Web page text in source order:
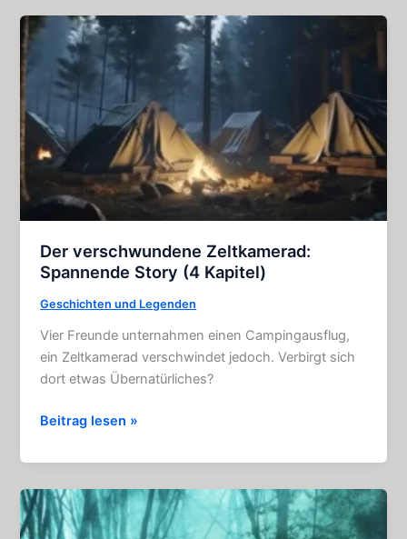
Camping
–
Horror
Story
(4
Kapitel)
Der verschwundene Zeltkamerad:
Spannende Story (4 Kapitel)
Geschichten und Legenden
Vier Freunde unternahmen einen Campingausflug,
ein Zeltkamerad verschwindet jedoch. Verbirgt sich
dort etwas Übernatürliches?
Der
Zeltkamerad:
Spannende
Story
(4
Beitrag lesen »